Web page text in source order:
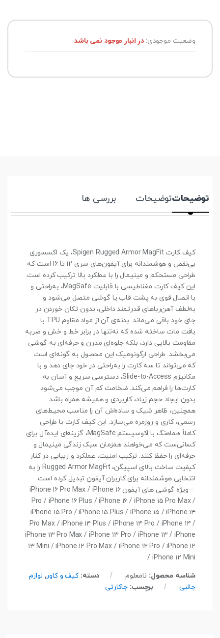
وضعیت موجودی:در انبار موجود نمی باشد
توضیحاتتوضیحات بررسی ها
کیف کارت Spigen Rugged Armor MagFit، یک اکسسوری
بی‌نقص و هوشمندانه برای آیفون‌های سری 12 تا 16 است که
طراحی مستحکم و مینیمال را با عملکرد بالا ترکیب کرده است.
این کیف کارت مغناطیسی با قابلیت MagSafe، به‌راحتی و
با اتصال قوی به پشت قاب یا گوشی متصل می‌شود و
به‌لطف آهن‌رباهای قدرتمند داخلی، بدون تکان خوردن در
جای خود باقی می‌ماند. بدنه‌ی آن از مواد مقاوم TPU با
بافت مات ساخته شده که نه‌تنها در برابر خط و خش و ضربه
مقاومت بالایی دارد، بلکه جلوه‌ای مدرن و حرفه‌ای به گوشی
می‌بخشد. طراحی ارگونومیک این محصول به گونه‌ای است
که می‌تواند تا سه کارت را به‌راحتی در خود جای دهد و با
مکانیزم Slide-to-Access، دسترسی سریع و آسان به
کارت‌ها را فراهم می‌کند. ضخامت کم آن موجب می‌شود
بدون ایجاد حجم زیاد، کاربردی و همیشه همراه باشد.
همچنین، ظاهر شیک و ساده‌اش آن را مناسب محیط‌های
رسمی، کاری و روزمره می‌سازد. این کیف کارت با طراحی
کاملاً هماهنگ با اکوسیستم MagSafe، گزینه‌ای ایده‌آل برای
کسانی‌ست که می‌خواهند همزمان سبک زندگی مینیمال و
حرفه‌ای را حفظ کنند. ترکیب امنیت، عملکرد و زیبایی در کنار
کیفیت ساخت بالای اسپیگن، Rugged Armor MagFit را به
انتخابی هوشمندانه برای کاربران آیفون تبدیل کرده است.
– ویژه گوشی های آیفون iPhone ۱۶ Pro Max / iPhone ۱۶
Pro / iPhone ۱۶ Plus / iPhone ۱۶ / iPhone ۱۵ Pro Max /
iPhone ۱۵ Pro / iPhone ۱۵ Plus / iPhone ۱۵ / iPhone ۱۴
Pro Max / iPhone ۱۴ Plus / iPhone ۱۴ Pro / iPhone ۱۴ /
iPhone ۱۳ Pro Max / iPhone ۱۳ Pro / iPhone ۱۳ / iPhone
۱۳ Mini / iPhone ۱۲ Pro Max / iPhone ۱۲ Pro / iPhone ۱۲
/ iPhone ۱۲ Mini
شناسه محصول: نامعلوم دسته:کیف و کاور, لوازم
جانبی
برچسب: جاکارتی